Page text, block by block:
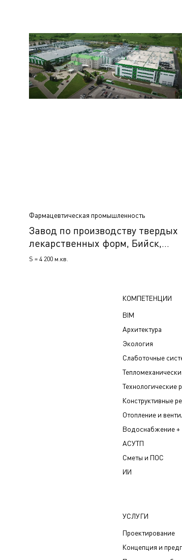
Фармацевтическая промышленность
Завод по производству твердых
лекарственных форм, Бийск,
Россия
S = 4 200 м.кв.
КОМПЕТЕНЦИИ
BIM
Архитектура
Экология
Слаботочные
Технологические
Конструктивные
Отопление и
Водоснабжение +
АСУТП
Сметы и ПОС
ИИ
УСЛУГИ
Проектирование
Концепция и